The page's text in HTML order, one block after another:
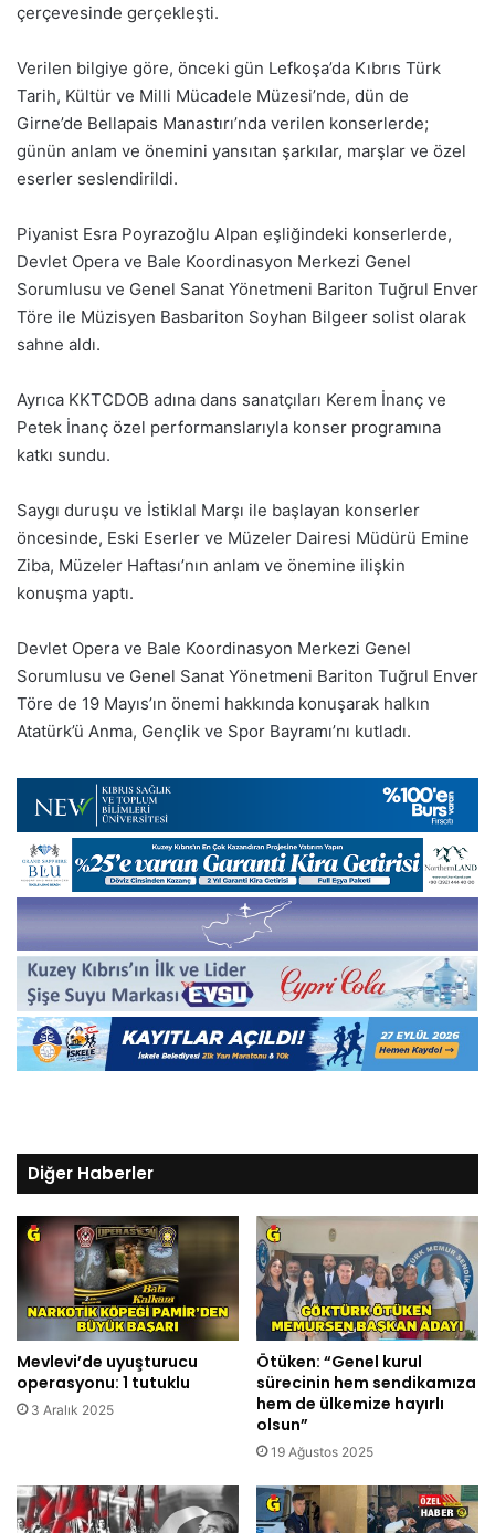
çerçevesinde gerçekleşti.
Verilen bilgiye göre, önceki gün Lefkoşa’da Kıbrıs Türk
Tarih, Kültür ve Milli Mücadele Müzesi’nde, dün de
Girne’de Bellapais Manastırı’nda verilen konserlerde;
günün anlam ve önemini yansıtan şarkılar, marşlar ve özel
eserler seslendirildi.
Piyanist Esra Poyrazoğlu Alpan eşliğindeki konserlerde,
Devlet Opera ve Bale Koordinasyon Merkezi Genel
Sorumlusu ve Genel Sanat Yönetmeni Bariton Tuğrul Enver
Töre ile Müzisyen Basbariton Soyhan Bilgeer solist olarak
sahne aldı.
Ayrıca KKTCDOB adına dans sanatçıları Kerem İnanç ve
Petek İnanç özel performanslarıyla konser programına
katkı sundu.
Saygı duruşu ve İstiklal Marşı ile başlayan konserler
öncesinde, Eski Eserler ve Müzeler Dairesi Müdürü Emine
Ziba, Müzeler Haftası’nın anlam ve önemine ilişkin
konuşma yaptı.
Devlet Opera ve Bale Koordinasyon Merkezi Genel
Sorumlusu ve Genel Sanat Yönetmeni Bariton Tuğrul Enver
Töre de 19 Mayıs’ın önemi hakkında konuşarak halkın
Atatürk’ü Anma, Gençlik ve Spor Bayramı’nı kutladı.
Diğer Haberler
Mevlevi’de uyuşturucu
operasyonu: 1 tutuklu
3 Aralık 2025
Ötüken: “Genel kurul
sürecinin hem sendikamıza
hem de ülkemize hayırlı
olsun”
19 Ağustos 2025